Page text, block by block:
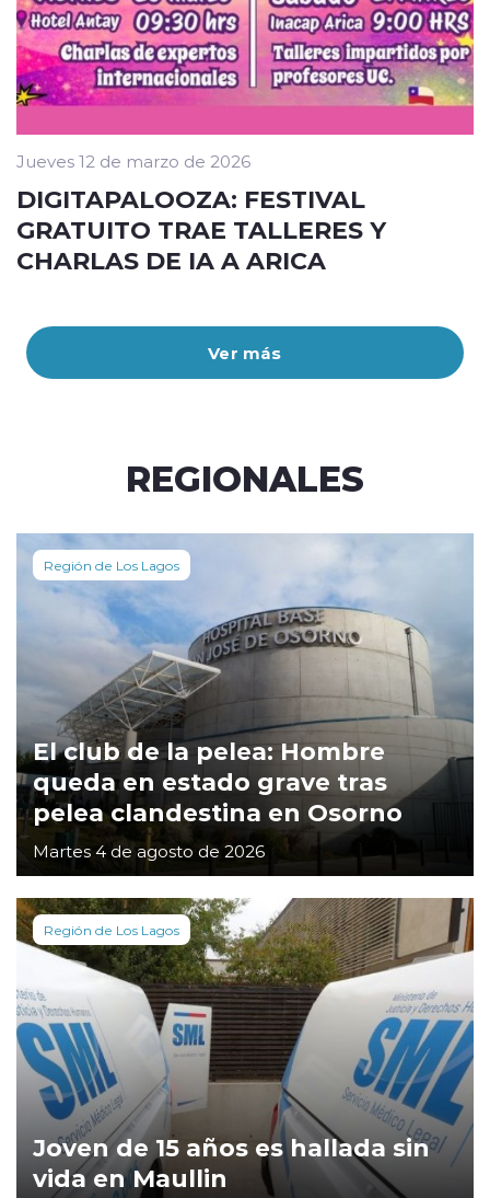
Ver más
Jueves 12 de marzo de 2026
DIGITAPALOOZA: FESTIVAL
GRATUITO TRAE TALLERES Y
CHARLAS DE IA A ARICA
REGIONALES
Región de Los Lagos
El club de la pelea: Hombre
queda en estado grave tras
pelea clandestina en Osorno
Martes 4 de agosto de 2026
Región de Los Lagos
Joven de 15 años es hallada sin
vida en Maullin